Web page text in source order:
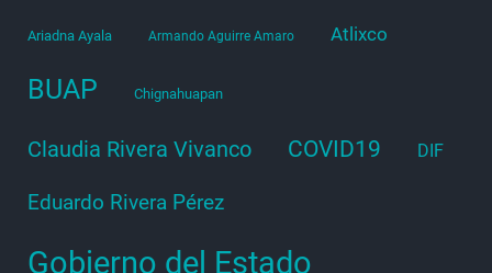
Ariadna Ayala Armando Aguirre Amaro Atlixco
BUAP Chignahuapan
Claudia Rivera Vivanco COVID19 DIF
Eduardo Rivera Pérez
Gobierno del Estado